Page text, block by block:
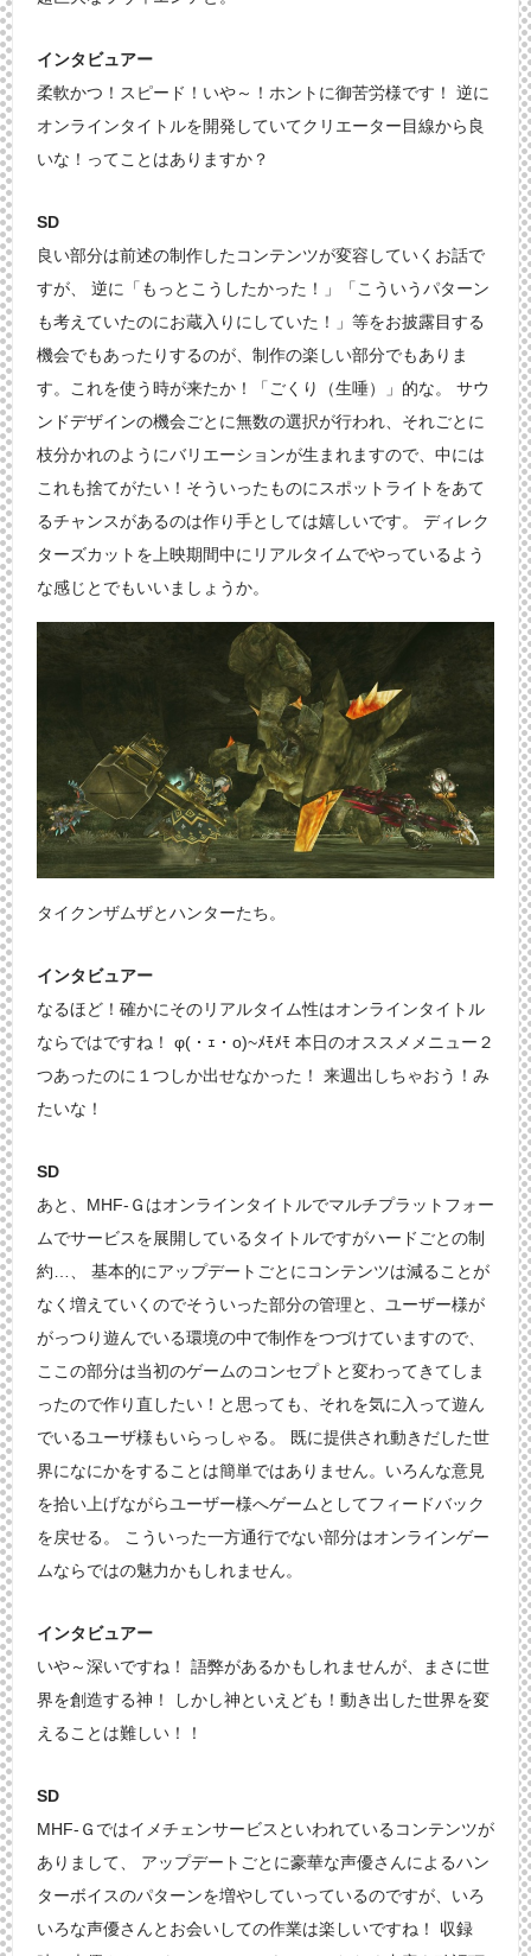
インタビュアー
柔軟かつ！スピード！いや～！ホントに御苦労様です！ 逆に
オンラインタイトルを開発していてクリエーター目線から良
いな！ってことはありますか？
SD
良い部分は前述の制作したコンテンツが変容していくお話で
すが、 逆に「もっとこうしたかった！」「こういうパターン
も考えていたのにお蔵入りにしていた！」等をお披露目する
機会でもあったりするのが、制作の楽しい部分でもありま
す。これを使う時が来たか！「ごくり（生唾）」的な。 サウ
ンドデザインの機会ごとに無数の選択が行われ、それごとに
枝分かれのようにバリエーションが生まれますので、中には
これも捨てがたい！そういったものにスポットライトをあて
るチャンスがあるのは作り手としては嬉しいです。 ディレク
ターズカットを上映期間中にリアルタイムでやっているよう
な感じとでもいいましょうか。
タイクンザムザとハンターたち。
インタビュアー
なるほど！確かにそのリアルタイム性はオンラインタイトル
ならではですね！ φ(・ｪ・o)~ﾒﾓﾒﾓ 本日のオススメメニュー２
つあったのに１つしか出せなかった！ 来週出しちゃおう！み
たいな！
SD
あと、MHF-Ｇはオンラインタイトルでマルチプラットフォー
ムでサービスを展開しているタイトルですがハードごとの制
約…、 基本的にアップデートごとにコンテンツは減ることが
なく増えていくのでそういった部分の管理と、ユーザー様が
がっつり遊んでいる環境の中で制作をつづけていますので、
ここの部分は当初のゲームのコンセプトと変わってきてしま
ったので作り直したい！と思っても、それを気に入って遊ん
でいるユーザ様もいらっしゃる。 既に提供され動きだした世
界になにかをすることは簡単ではありません。いろんな意見
を拾い上げながらユーザー様へゲームとしてフィードバック
を戻せる。 こういった一方通行でない部分はオンラインゲー
ムならではの魅力かもしれません。
インタビュアー
いや～深いですね！ 語弊があるかもしれませんが、まさに世
界を創造する神！ しかし神といえども！動き出した世界を変
えることは難しい！！
SD
MHF-Ｇではイメチェンサービスといわれているコンテンツが
ありまして、 アップデートごとに豪華な声優さんによるハン
ターボイスのパターンを増やしていっているのですが、いろ
いろな声優さんとお会いしての作業は楽しいですね！ 収録